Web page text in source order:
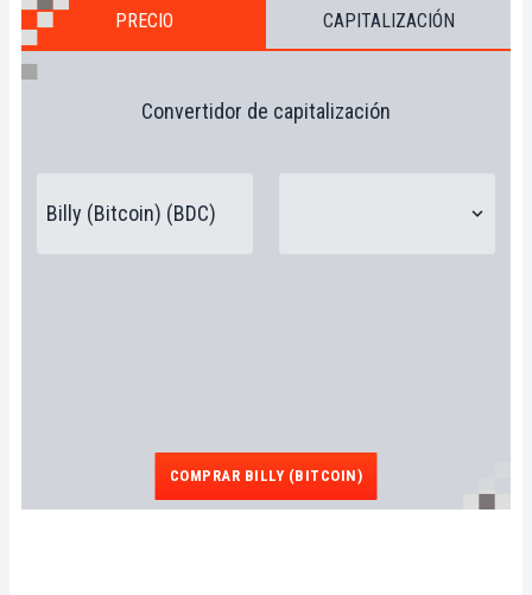
PRECIO CAPITALIZACIÓN
Convertidor de capitalización
COMPRAR BILLY (BITCOIN)